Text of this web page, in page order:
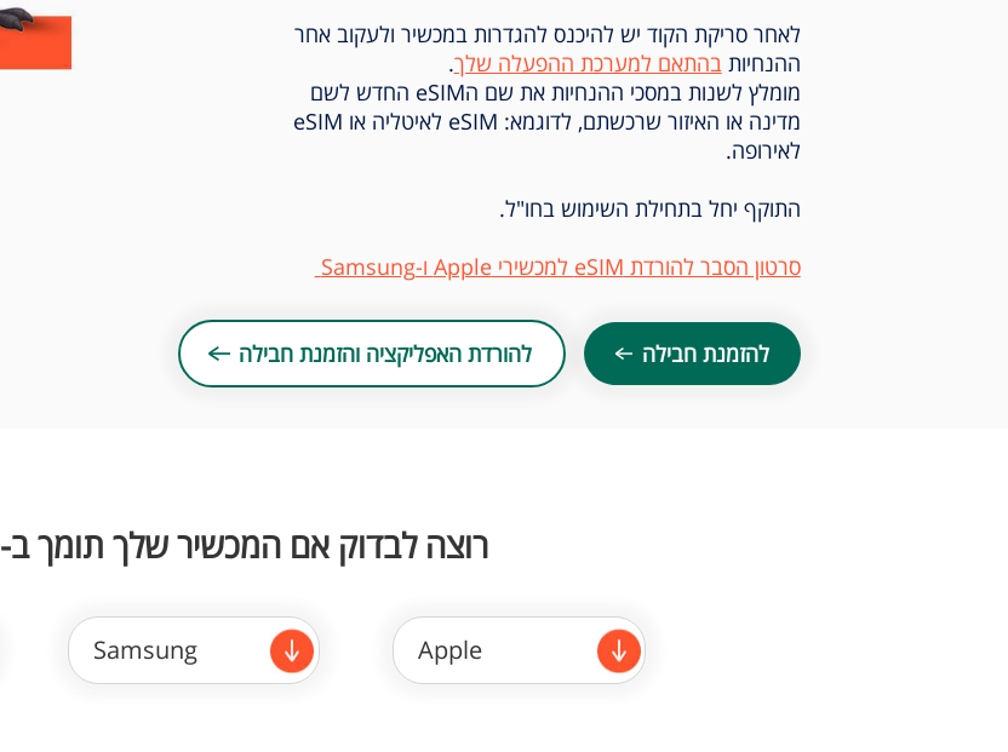
לאחר סריקת הקוד יש להיכנס להגדרות במכשיר ולעקוב אחר
ההנחיותבהתאם למערכת ההפעלה שלך.
מומלץ לשנות במסכי ההנחיות את שם הeSIM החדש לשם
מדינה או האיזור שרכשתם, לדוגמא: eSIM לאיטליה או eSIM
לאירופה.
התוקף יחל בתחילת השימוש בחו"ל.
סרטון הסבר להורדת eSIM למכשירי Apple ו-Samsung
להזמנת חבילה להורדת האפליקציה והזמנת חבילה
רוצה לבדוק אם המכשיר שלך תומך ב- eSIM?
Apple
Samsung